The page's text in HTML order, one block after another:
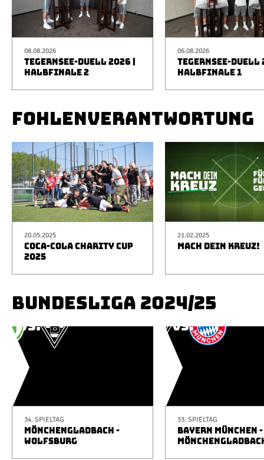
08.08.2026
TEGERNSEE-DUELL 2026 |
HALBFINALE 2
06.08.2026
TEGERNSEE-DUELL
HALBFINALE 1
FOHLENVERANTWORTUNG
20.05.2025
COCA-COLA CHARITY CUP
2025
21.02.2025
MACH DEIN KREUZ!
BUNDESLIGA 2024/25
34. SPIELTAG
MÖNCHENGLADBACH -
WOLFSBURG
33. SPIELTAG
BAYERN MÜNCHEN -